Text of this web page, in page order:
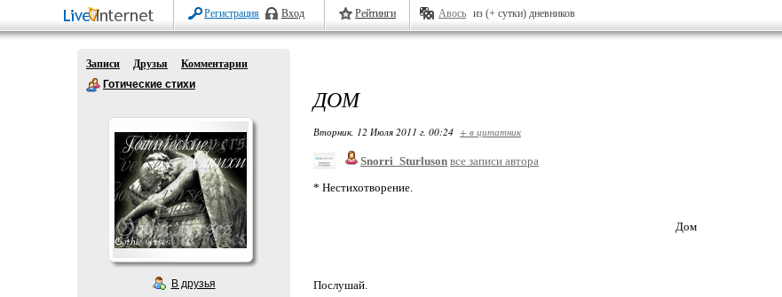
Регистрация Вход Рейтинги Авось из (+ сутки) дневников
Записи Друзья
Комментарии
Готические стихи
В друзья
ДОМ
Вторник, 12 Июля 2011 г. 00:24 + в цитатник
Snorri_Sturluson все записи автора
* Нестихотворение.
Дом
Послушай.